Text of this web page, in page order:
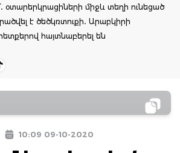
օտարերկրացիների միջև տեղի ունեցած
է ծեծկռտուքի․ Արաբկիրի
հայտնաբերել են
10:09 09-10-2020